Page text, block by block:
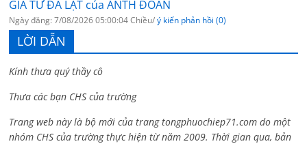
GIÃ TỪ ĐÀ LẠT của ANTH ĐOÀN
Ngày đăng: 7/08/2026 05:00:04 Chiều/ý kiến phản hồi (0)
LỜI DẪN
Kính thưa quý thầy cô
Thưa các bạn CHS của trường
Trang web này là bộ mới của trang tongphuochiep71.com do một
nhóm CHS của trường thực hiện từ năm 2009. Thời gian qua, bản